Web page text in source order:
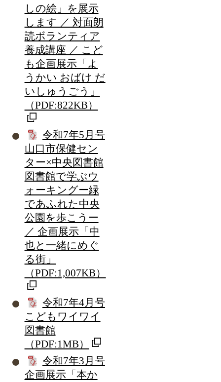
しの絵」を展示
します ／ 対面朗
読ボランティア
養成講座 ／ こど
も企画展示「よ
うかい おばけ だ
いしゅうごう」
（PDF:822KB）
令和7年5月号
山口市保健セン
ター×中央図書館
図書館で学ぶウ
ォーキングー緑
であふれた中央
公園を歩こうー
／ 企画展示「中
也と一緒にめぐ
る街」
（PDF:1,007KB）
令和7年4月号
こどもワイワイ
図書館
（PDF:1MB）
令和7年3月号
企画展示「本か